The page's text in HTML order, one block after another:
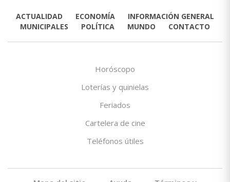
ACTUALIDAD ECONOMÍA
INFORMACIÓN GENERAL
MUNICIPALES
POLÍTICA MUNDO CONTACTO
Horóscopo
Loterías y quinielas
Feriados
Cartelera de cine
Teléfonos útiles